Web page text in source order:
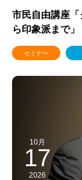
市民自由講座
ら印象派まで」
セミナー
10月
17
2026